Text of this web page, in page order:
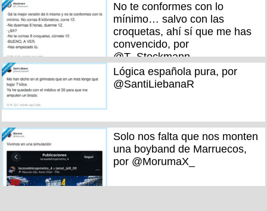
No te conformes con lo
mínimo… salvo con las
croquetas, ahí sí que me has
convencido, por
@T_Stockmann
Lógica española pura, por
@SantiLiebanaR
Solo nos falta que nos monten
una boyband de Marruecos,
por @MorumaX_